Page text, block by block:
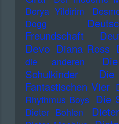
Derya Yildirim
Dogg
Freundschaft
Devo Diana Ross
die anderen
Schulkinder
Fantastischen Vier
Rhythmus Boys Die
Dieter Bohlen